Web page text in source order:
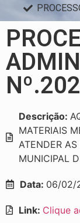
Descrição:
MATERIAIS
ATENDER
MUNICIPAL
Data: 06/02/
Link: Clique